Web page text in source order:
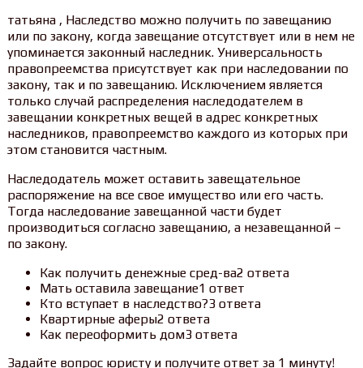
татьяна , Наследство можно получить по завещанию
или по закону, когда завещание отсутствует или в нем не
упоминается законный наследник. Универсальность
правопреемства присутствует как при наследовании по
закону, так и по завещанию. Исключением является
только случай распределения наследодателем в
завещании конкретных вещей в адрес конкретных
наследников, правопреемство каждого из которых при
этом становится частным.
Наследодатель может оставить завещательное
распоряжение на все свое имущество или его часть.
Тогда наследование завещанной части будет
производиться согласно завещанию, а незавещанной –
по закону.
Как получить денежные сред-ва2 ответа
Мать оставила завещание1 ответ
Кто вступает в наследство?3 ответа
Квартирные аферы2 ответа
Как переоформить дом3 ответа
Задайте вопрос юристу и получите ответ за 1 минуту!